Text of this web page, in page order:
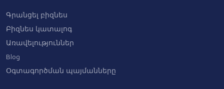
Գրանցել բիզնես
Բիզնես կատալոգ
Առավելություններ
Blog
Օգտագործման պայմանները